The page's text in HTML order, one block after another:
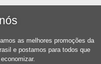
as melhores promoções da
e postamos para todos que